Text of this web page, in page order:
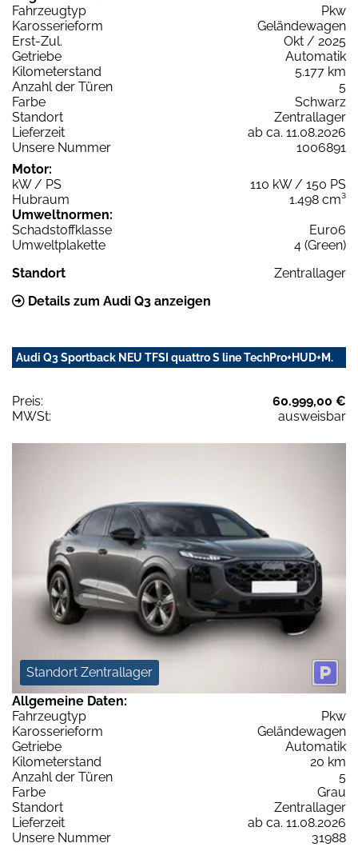
Fahrzeugtyp
Pkw
Karosserieform
Geländewagen
Erst-Zul.
Okt / 2025
Getriebe
Automatik
Kilometerstand
5.177 km
Anzahl der Türen
5
Farbe
Schwarz
Standort
Zentrallager
Lieferzeit
ab ca. 11.08.2026
Unsere Nummer
1006891
Motor:
kW / PS
110 kW / 150 PS
Hubraum
1.498 cm³
Umweltnormen:
Schadstoffklasse
Euro6
Umweltplakette
4 (Green)
Standort
Zentrallager
Details zum Audi Q3 anzeigen
Audi Q3 Sportback NEU TFSI quattro S line TechPro+HUD+M.
Preis:
60.999,00 €
MWSt:
ausweisbar
Standort Zentrallager
Allgemeine Daten:
Fahrzeugtyp
Pkw
Karosserieform
Geländewagen
Getriebe
Automatik
Kilometerstand
20 km
Anzahl der Türen
5
Farbe
Grau
Standort
Zentrallager
Lieferzeit
ab ca. 11.08.2026
Unsere Nummer
31988